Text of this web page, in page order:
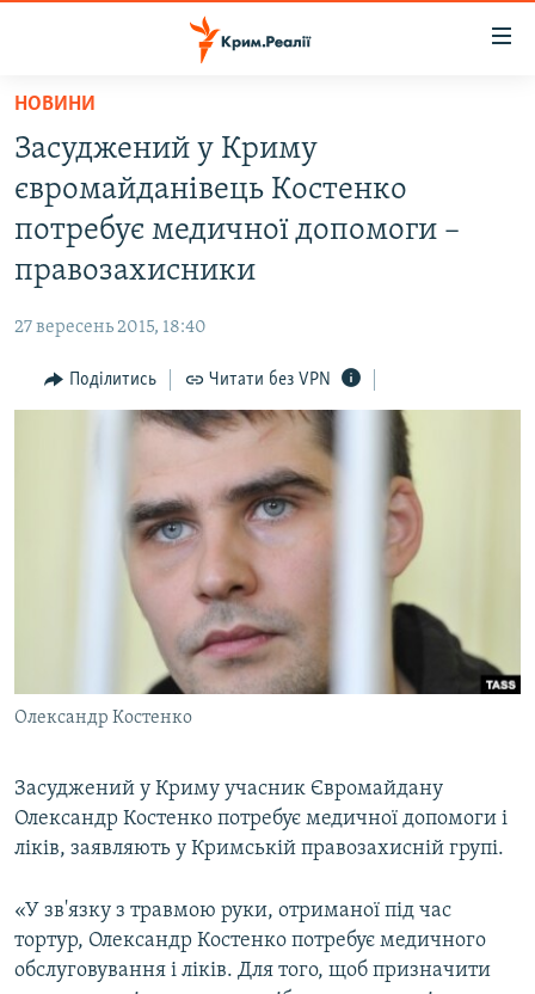
Перейти
основного
матеріалу
Перейти
до
основної
Перейти
пошуку
ВОДА.КРИМ
ВІДЕО ТА ФОТО
ПОГЛЯД
ІНТЕРВ'Ю
ВСЕ ЗА ДЕНЬ
ДЕПОРТАЦІЯ
ВІДЕОУРОКИ «ELIFBE»
СВІДЧЕННЯ ОКУПАЦІЇ
УКРАЇНСЬКА ПРОБЛЕМА КРИМУ
ЯК ОБІЙТИ БЛОКУВАННЯ
Усі сайти RFE/RL
НОВИНИ
Засуджений у Криму
євромайданівець Костенко
потребує медичної допомоги –
правозахисники
27 вересень 2015, 18:40
Поділитись Читати без VPN
Олександр Костенко
Засуджений у Криму учасник Євромайдану
Олександр Костенко потребує медичної допомоги і
ліків, заявляють у Кримській правозахисній групі.
«У зв'язку з травмою руки, отриманої під час
тортур, Олександр Костенко потребує медичного
обслуговування і ліків. Для того, щоб призначити